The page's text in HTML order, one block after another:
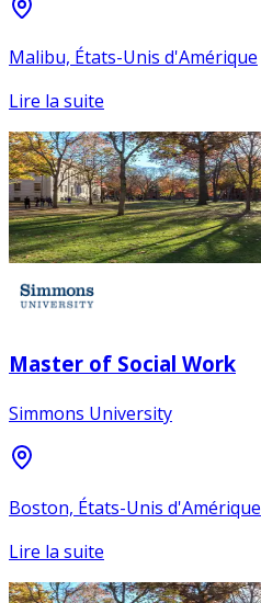
Malibu, États-Unis d'Amérique
Lire la suite
Master of Social Work
Simmons University
Boston, États-Unis d'Amérique
Lire la suite